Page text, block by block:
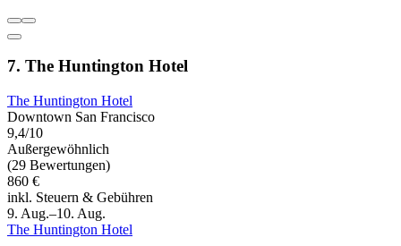
7. The Huntington Hotel
The Huntington Hotel
Downtown San Francisco
9,4/10
Außergewöhnlich
(29 Bewertungen)
860 €
inkl. Steuern & Gebühren
9. Aug.–10. Aug.
The Huntington Hotel